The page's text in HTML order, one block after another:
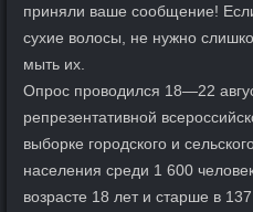
приняли ваше сообщение!
сухие волосы, не нужно
мыть их.
Опрос проводился 18—22
репрезентативной
выборке городского и
населения среди 1 600
возрасте 18 лет и старше в 137